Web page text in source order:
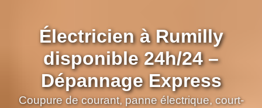
Électricien à Rumilly
disponible 24h/24 –
Dépannage Express
Coupure de courant, panne électrique, court-